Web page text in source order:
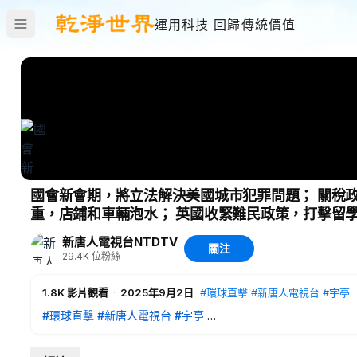
運用科技 回歸傳統價值
國會新會期，將立法解決美國城市犯罪問題； 關稅
重，店鋪和車輛泡水； 英國收緊難民政策，打擊
新唐人電視台NTDTV
29.4K 位粉絲
關注
1.8K影片觀看 · 2025年9月2日 #環球直擊 #新唐人電視台 #宇亭
#環球直擊 #新唐人電視台 #宇亭